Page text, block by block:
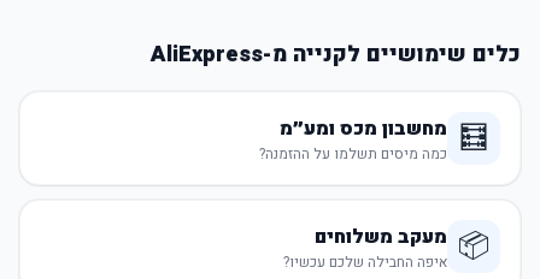
כלים שימושיים לקנייה מ-AliExpress
🧮 מחשבון מכס ומע״מ
כמה מיסים תשלמו על ההזמנה?
📦 מעקב משלוחים
איפה החבילה שלכם עכשיו?